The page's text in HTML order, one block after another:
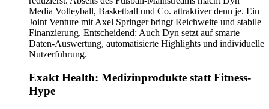
Media Volleyball, Basketball und Co. attraktiver denn je. Ein
Joint Venture mit Axel Springer bringt Reichweite und stabile
Finanzierung. Entscheidend: Auch Dyn setzt auf smarte
Daten-Auswertung, automatisierte Highlights und individuelle
Nutzerführung.
Exakt Health: Medizinprodukte statt Fitness-
Hype